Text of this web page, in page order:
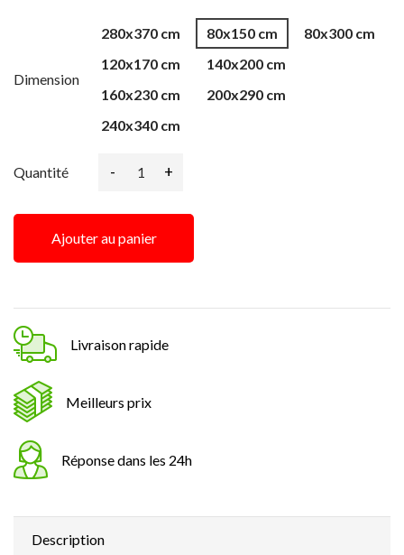
Dimension
280x370 cm 80x150 cm
80x300 cm
120x170 cm
140x200 cm
160x230 cm
200x290 cm
240x340 cm
Quantité - +
Ajouter au panier
Livraison rapide
Meilleurs prix
Réponse dans les 24h
Description